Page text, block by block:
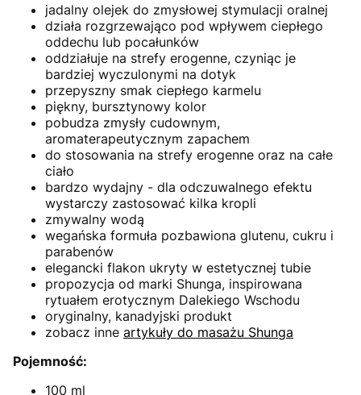
jadalny olejek do zmysłowej stymulacji oralnej
działa rozgrzewająco pod wpływem ciepłego
oddechu lub pocałunków
oddziałuje na strefy erogenne, czyniąc je
bardziej wyczulonymi na dotyk
przepyszny smak ciepłego karmelu
piękny, bursztynowy kolor
pobudza zmysły cudownym,
aromaterapeutycznym zapachem
do stosowania na strefy erogenne oraz na całe
ciało
bardzo wydajny - dla odczuwalnego efektu
wystarczy zastosować kilka kropli
zmywalny wodą
wegańska formuła pozbawiona glutenu, cukru i
parabenów
elegancki flakon ukryty w estetycznej tubie
propozycja od marki Shunga, inspirowana
rytuałem erotycznym Dalekiego Wschodu
oryginalny, kanadyjski produkt
zobacz inne artykuły do masażu Shunga
Pojemność:
100 ml